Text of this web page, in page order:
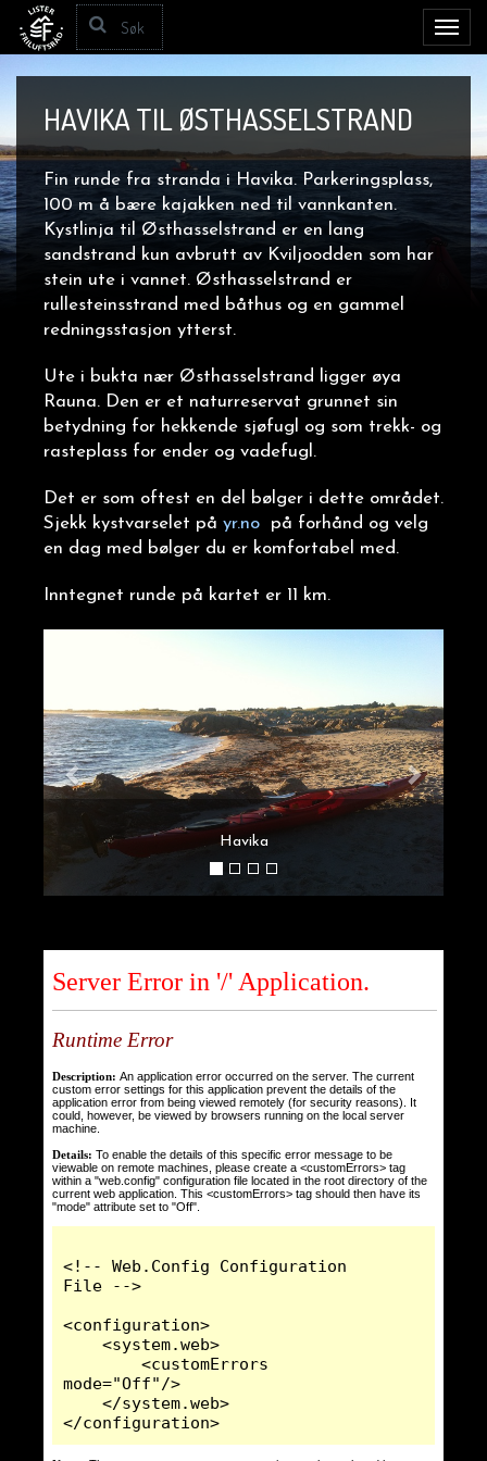
HAVIKA TIL ØSTHASSELSTRAND
Fin runde fra stranda i Havika. Parkeringsplass,
100 m å bære kajakken ned til vannkanten.
Kystlinja til Østhasselstrand er en lang
sandstrand kun avbrutt av Kviljoodden som har
stein ute i vannet. Østhasselstrand er
rullesteinsstrand med båthus og en gammel
redningsstasjon ytterst.
Ute i bukta nær Østhasselstrand ligger øya
Rauna. Den er et naturreservat grunnet sin
betydning for hekkende sjøfugl og som trekk- og
rasteplass for ender og vadefugl.
Det er som oftest en del bølger i dette området.
Sjekk kystvarselet på yr.no på forhånd og velg
en dag med bølger du er komfortabel med.
Inntegnet runde på kartet er 11 km.
Havika